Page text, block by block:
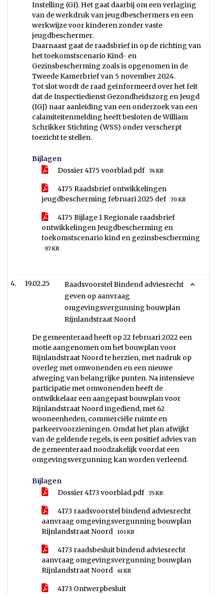
Instelling (GI). Het gaat daarbij om een verlaging
van de werkdruk van jeugdbeschermers en een
werkwijze voor kinderen zonder vaste
jeugdbeschermer.
Daarnaast gaat de raadsbrief in op de richting van
het toekomstscenario Kind- en
Gezinsbescherming zoals is opgenomen in de
Tweede Kamerbrief van 5 november 2024.
Tot slot wordt de raad geïnformeerd over het feit
dat de Inspectiedienst Gezondheidszorg en Jeugd
(IGJ) naar aanleiding van een onderzoek van een
calamiteitenmelding heeft besloten de William
Schrikker Stichting (WSS) onder verscherpt
toezicht te stellen.
Bijlagen
Dossier 4175 voorblad.pdf
74 KB
4175 Raadsbrief ontwikkelingen
jeugdbescherming februari 2025 def
70 KB
4175 Bijlage 1 Regionale raadsbrief
ontwikkelingen Jeugdbescherming en
toekomstscenario kind en gezinsbescherming
97 KB
19.02.25
Raadsvoorstel Bindend adviesrecht
geven op aanvraag
omgevingsvergunning bouwplan
Rijnlandstraat Noord
De gemeenteraad heeft op 22 februari 2022 een
motie aangenomen om het bouwplan voor
Rijnlandstraat Noord te herzien, met nadruk op
overleg met omwonenden en een nieuwe
afweging van belangrijke punten. Na intensieve
participatie met omwonenden heeft de
ontwikkelaar een aangepast bouwplan voor
Rijnlandstraat Noord ingediend, met 62
wooneenheden, commerciële ruimte en
parkeervoorzieningen. Omdat het plan afwijkt
van de geldende regels, is een positief advies van
de gemeenteraad noodzakelijk voordat een
omgevingsvergunning kan worden verleend.
Bijlagen
Dossier 4173 voorblad.pdf
75 KB
4173 raadsvoorstel bindend adviesrecht
aanvraag omgevingsvergunning bouwplan
Rijnlandstraat Noord
101 KB
4173 raadsbesluit bindend adviesrecht
aanvraag omgevingsvergunning bouwplan
Rijnlandstraat Noord
61 KB
4173 Ontwerpbesluit